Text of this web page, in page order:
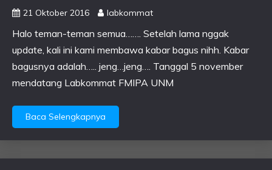
21 Oktober 2016 labkommat
Halo teman-teman semua……. Setelah lama nggak
update, kali ini kami membawa kabar bagus nihh. Kabar
bagusnya adalah….. jeng…jeng…. Tanggal 5 november
mendatang Labkommat FMIPA UNM
Baca Selengkapnya